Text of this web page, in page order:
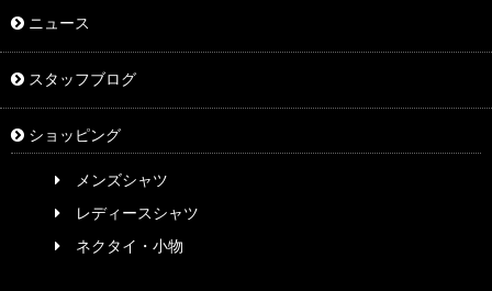
ニュース
スタッフブログ
ショッピング
メンズシャツ
レディースシャツ
ネクタイ・小物